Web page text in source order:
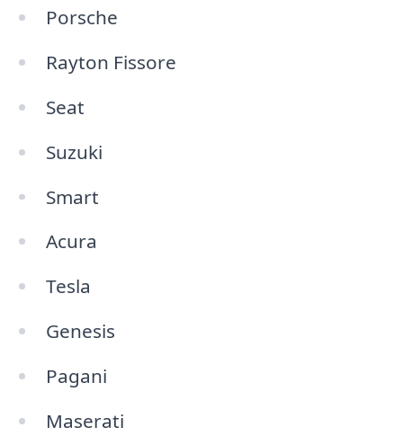
Porsche
Rayton Fissore
Seat
Suzuki
Smart
Acura
Tesla
Genesis
Pagani
Maserati